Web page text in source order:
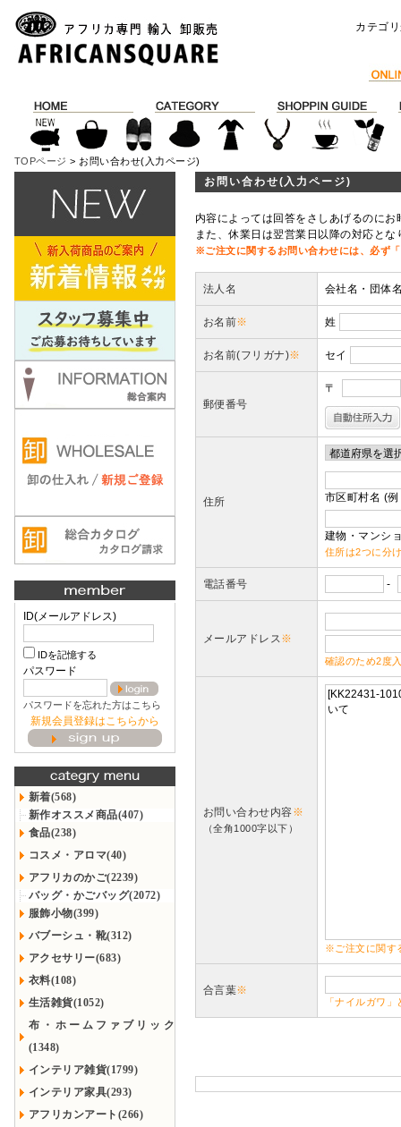
カテゴ
TOPページ > お問い合わせ(入力ページ)
ID(メールアドレス)
IDを記憶する
パスワード
パスワードを忘れた方はこちら
新規会員登録はこちらから
新着(568)
新作オススメ商品(407)
食品(238)
コスメ・アロマ(40)
アフリカのかご(2239)
バッグ・かごバッグ(2072)
服飾小物(399)
バブーシュ・靴(312)
アクセサリー(683)
衣料(108)
生活雑貨(1052)
布・ホームファブリック
(1348)
インテリア雑貨(1799)
インテリア家具(293)
アフリカンアート(266)
お問い合わせ(入力ページ)
内容によっては回答をさしあげるのに
また、休業日は翌営業日以降の対応と
※ご注文に関するお問い合わせには、必ず
法人名 会社名・団体
お名前※ 姓
お名前(フリガナ)※ セイ
郵便番号
〒
住所 市区町村名 (
建物・マンシ
住所は2つに分
電話番号 -
メールアドレス※
確認のため2度
お問い合わせ内容※
（全角1000字以下）
※ご注文に関す
合言葉※
「ナイルガワ